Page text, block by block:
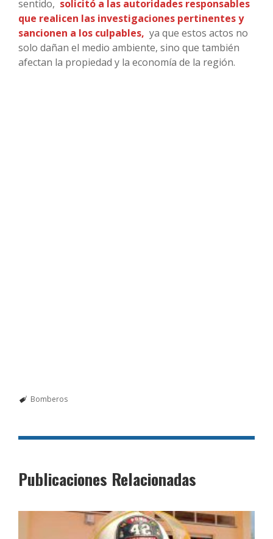
sentido, solicitó a las autoridades responsables
que realicen las investigaciones pertinentes y
sancionen a los culpables, ya que estos actos no
solo dañan el medio ambiente, sino que también
afectan la propiedad y la economía de la región.
Bomberos
Publicaciones Relacionadas